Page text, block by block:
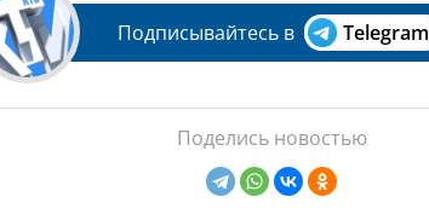
Подписывайтесь в Telegram
Поделись новостью